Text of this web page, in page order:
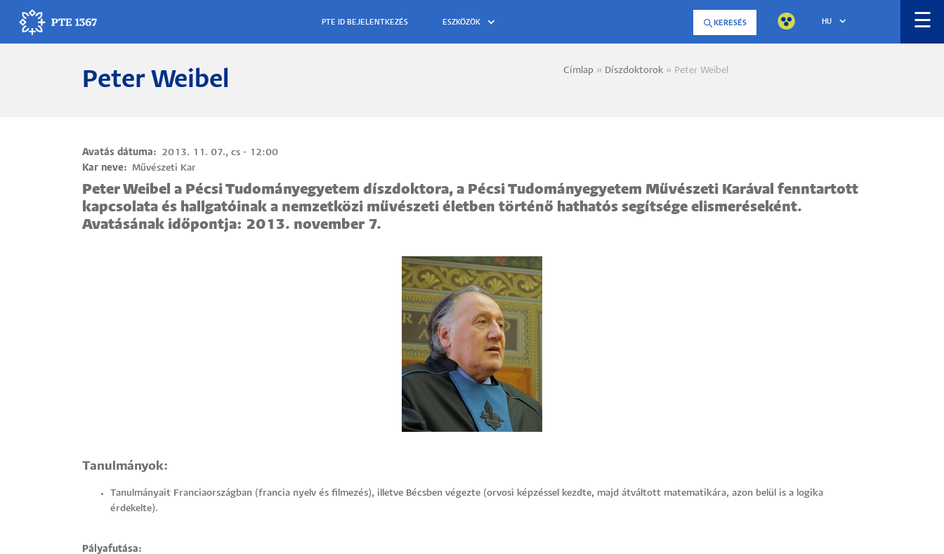
tartalomra
ESZKÖZÖK KERESÉS HU ☰
Egyetemünk
Kutatás
Gyógyítás
Egyetemi élet
Peter Weibel Morzsa
Címlap Díszdoktorok Peter Weibel
Avatás dátuma
2013. 11. 07., cs - 12:00
Kar neve
Művészeti Kar
Peter Weibel a Pécsi Tudományegyetem díszdoktora, a Pécsi Tudományegyetem Művészeti Karával fenntartott
kapcsolata és hallgatóinak a nemzetközi művészeti életben történő hathatós segítsége elismeréseként.
Avatásának időpontja: 2013. november 7.
Tanulmányok:
Tanulmányait Franciaországban (francia nyelv és filmezés), illetve Bécsben végezte (orvosi képzéssel kezdte, majd átváltott matematikára, azon belül is a logika
érdekelte).
Pályafutása: